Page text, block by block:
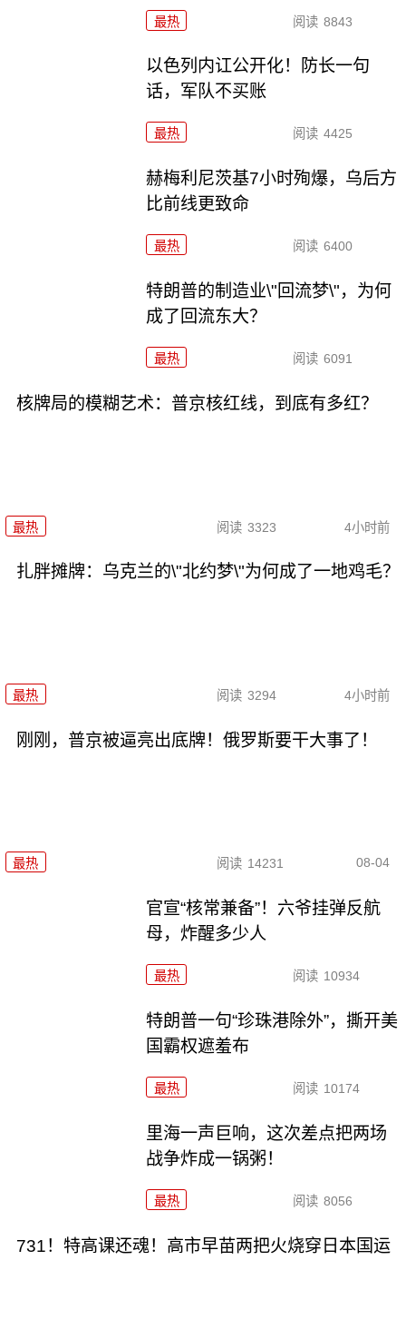
最热 阅读 8843
以色列内讧公开化！防长一句
话，军队不买账
最热 阅读 4425
赫梅利尼茨基7小时殉爆，乌后方
比前线更致命
最热 阅读 6400
特朗普的制造业\"回流梦\"，为何
成了回流东大？
最热 阅读 6091
核牌局的模糊艺术：普京核红线，到底有多红？
最热 阅读 3323 4小时前
扎胖摊牌：乌克兰的\"北约梦\"为何成了一地鸡毛？
最热 阅读 3294 4小时前
刚刚，普京被逼亮出底牌！俄罗斯要干大事了！
最热 阅读 14231 08-04
官宣“核常兼备”！六爷挂弹反航
母，炸醒多少人
最热 阅读 10934
特朗普一句“珍珠港除外”，撕开美
国霸权遮羞布
最热 阅读 10174
里海一声巨响，这次差点把两场
战争炸成一锅粥！
最热 阅读 8056
731！特高课还魂！高市早苗两把火烧穿日本国运